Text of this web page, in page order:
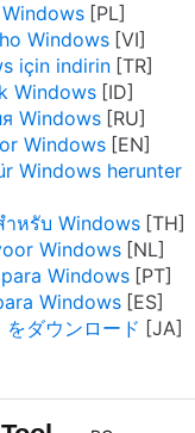
Windows
için indirin
Windows
Windows
Windows
Windows herunter
หรับ Windows
Windows
Windows
Windows
ダウンロード